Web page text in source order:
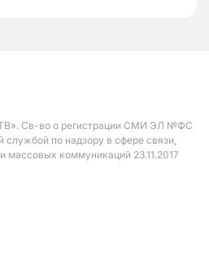
Св-во о регистрации СМИ ЭЛ №ФС
службой по надзору в сфере связи,
массовых коммуникаций 23.11.2017